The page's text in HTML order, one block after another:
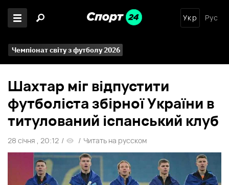
Укр Рус
Чемпіонат світу з футболу 2026
Шахтар міг відпустити
футболіста збірної України в
титулований іспанський клуб
28 січня , 20:12 / / Читать на русском